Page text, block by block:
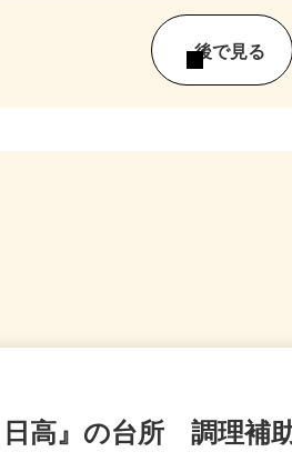
後で見る
日高』の台所 調理補